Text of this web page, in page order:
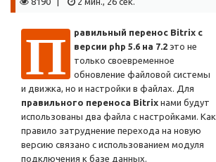
П
равильный перенос Bitrix с
версии php 5.6 на 7.2 это не
только своевременное
обновление файловой системы
и движка, но и настройки в файлах. Для
правильного переноса Bitrix нами будут
использованы два файла с настройками. Как
правило затруднение перехода на новую
версию связано с использованием модуля
подключения к базе данных.